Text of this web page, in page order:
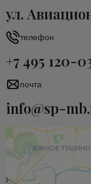
ул.
телефон
+7 495 120-
почта
info@sp-